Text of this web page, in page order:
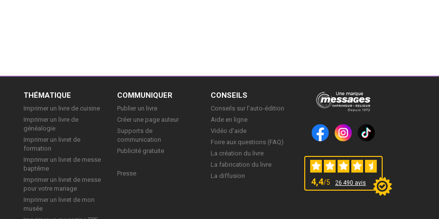
THÉMATIQUE
Imprimer un livre de cuisine
Imprimer un livre de
généalogie
Imprimer un livret de
formation
Imprimer un livret de messe
baptême
Imprimer un livret de messe
pour votre mariage
Imprimer un livret de mon
musée
COMMUNIQUER
Publier un livre
Créer une page auteur
Supports de
communication
Publicité gratuite
Presse
CONSEILS
Conseils sur l’auto-édition
Aide en ligne
Vidéo d’aide
Foire aux questions (FAQ)
La création du livre
La fabrication du livre
La diffusion
4,4/5 26 490 avis